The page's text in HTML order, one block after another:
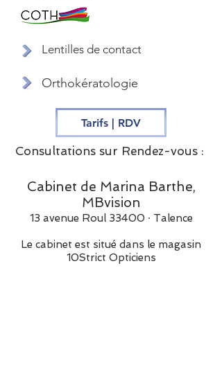
Lentilles de contact
Orthokératologie
Tarifs | RDV
Consultations sur Rendez-vous :
Cabinet de Marina Barthe,
MBvision
13 avenue Roul 33400 ⸱ Talence
Le cabinet est situé dans le magasin
10Strict Opticiens